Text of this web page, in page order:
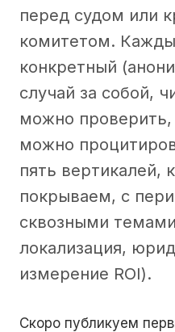
перед судом или
комитетом.
конкретный
случай за собой,
можно проверить,
можно
пять вертикалей,
покрываем, с
сквозными
локализация,
измерение ROI).
Скоро публикуем